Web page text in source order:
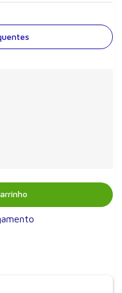
atualizada sobre o manejo
respiratórias e
clínicas que demandam
simulação realística
suas habilidades não
também nas habilidades
em situações de